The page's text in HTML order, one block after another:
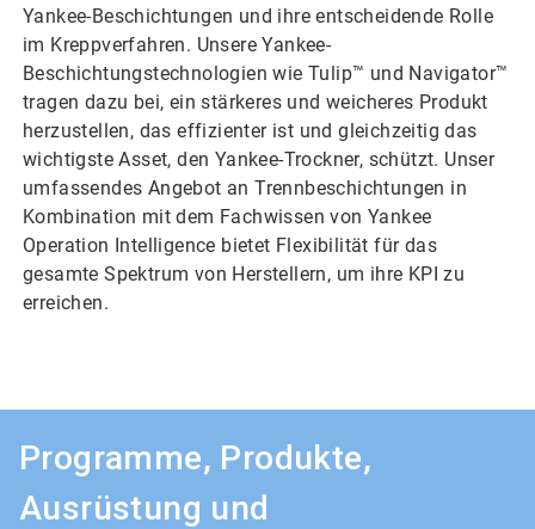
Yankee-Beschichtungen und ihre entscheidende Rolle
im Kreppverfahren. Unsere Yankee-
Beschichtungstechnologien wie Tulip™ und Navigator™
tragen dazu bei, ein stärkeres und weicheres Produkt
herzustellen, das effizienter ist und gleichzeitig das
wichtigste Asset, den Yankee-Trockner, schützt. Unser
umfassendes Angebot an Trennbeschichtungen in
Kombination mit dem Fachwissen von Yankee
Operation Intelligence bietet Flexibilität für das
gesamte Spektrum von Herstellern, um ihre KPI zu
erreichen.
Programme, Produkte,
Ausrüstung und